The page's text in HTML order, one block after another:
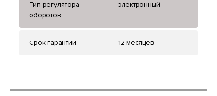
Тип регулятора
оборотов
электронный
Срок гарантии 12 месяцев